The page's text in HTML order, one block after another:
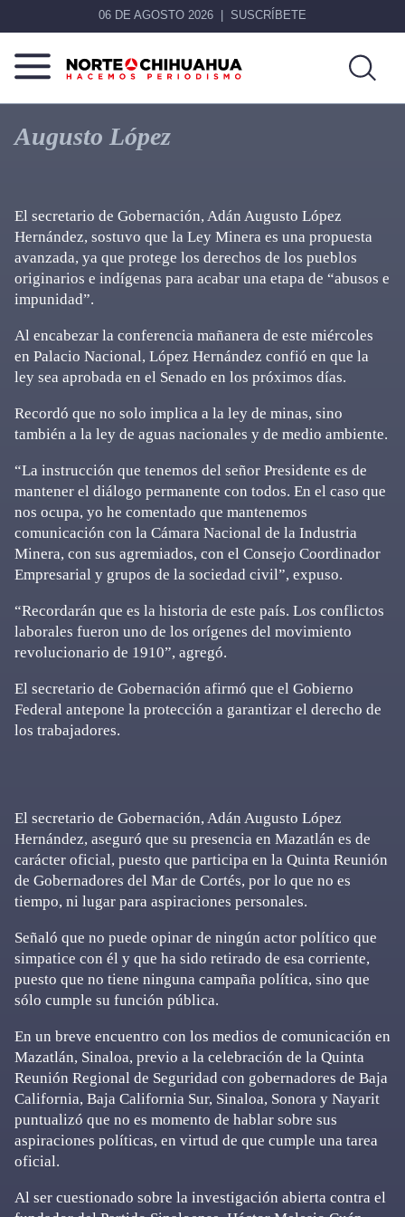
06 DE AGOSTO 2026 SUSCRÍBETE
Norte
Chihuahua
Más
que
noticias,
Augusto López
El secretario de Gobernación, Adán Augusto López
Hernández, sostuvo que la Ley Minera es una propuesta
avanzada, ya que protege los derechos de los pueblos
originarios e indígenas para acabar una etapa de “abusos e
impunidad”.
Al encabezar la conferencia mañanera de este miércoles
en Palacio Nacional, López Hernández confió en que la
ley sea aprobada en el Senado en los próximos días.
Recordó que no solo implica a la ley de minas, sino
también a la ley de aguas nacionales y de medio ambiente.
“La instrucción que tenemos del señor Presidente es de
mantener el diálogo permanente con todos. En el caso que
nos ocupa, yo he comentado que mantenemos
comunicación con la Cámara Nacional de la Industria
Minera, con sus agremiados, con el Consejo Coordinador
Empresarial y grupos de la sociedad civil”, expuso.
“Recordarán que es la historia de este país. Los conflictos
laborales fueron uno de los orígenes del movimiento
revolucionario de 1910”, agregó.
El secretario de Gobernación afirmó que el Gobierno
Federal antepone la protección a garantizar el derecho de
los trabajadores.
El secretario de Gobernación, Adán Augusto López
Hernández, aseguró que su presencia en Mazatlán es de
carácter oficial, puesto que participa en la Quinta Reunión
de Gobernadores del Mar de Cortés, por lo que no es
tiempo, ni lugar para aspiraciones personales.
Señaló que no puede opinar de ningún actor político que
simpatice con él y que ha sido retirado de esa corriente,
puesto que no tiene ninguna campaña política, sino que
sólo cumple su función pública.
En un breve encuentro con los medios de comunicación en
Mazatlán, Sinaloa, previo a la celebración de la Quinta
Reunión Regional de Seguridad con gobernadores de Baja
California, Baja California Sur, Sinaloa, Sonora y Nayarit
puntualizó que no es momento de hablar sobre sus
aspiraciones políticas, en virtud de que cumple una tarea
oficial.
Al ser cuestionado sobre la investigación abierta contra el